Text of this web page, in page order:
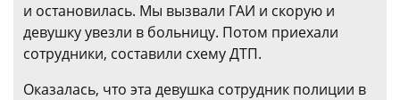
и остановилась. Мы вызвали ГАИ и скорую и
девушку увезли в больницу. Потом приехали
сотрудники, составили схему ДТП.
Оказалась, что эта девушка сотрудник полиции в